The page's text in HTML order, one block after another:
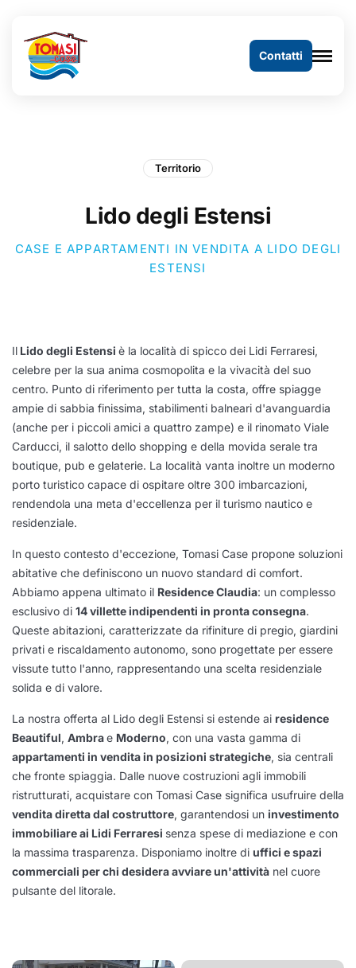
Contatti
Territorio
Lido degli Estensi
CASE E APPARTAMENTI IN VENDITA A LIDO DEGLI
ESTENSI
Il Lido degli Estensi è la località di spicco dei Lidi Ferraresi,
celebre per la sua anima cosmopolita e la vivacità del suo
centro. Punto di riferimento per tutta la costa, offre spiagge
ampie di sabbia finissima, stabilimenti balneari d'avanguardia
(anche per i piccoli amici a quattro zampe) e il rinomato Viale
Carducci, il salotto dello shopping e della movida serale tra
boutique, pub e gelaterie. La località vanta inoltre un moderno
porto turistico capace di ospitare oltre 300 imbarcazioni,
rendendola una meta d'eccellenza per il turismo nautico e
residenziale.
In questo contesto d'eccezione, Tomasi Case propone soluzioni
abitative che definiscono un nuovo standard di comfort.
Abbiamo appena ultimato il Residence Claudia: un complesso
esclusivo di 14 villette indipendenti in pronta consegna.
Queste abitazioni, caratterizzate da rifiniture di pregio, giardini
privati e riscaldamento autonomo, sono progettate per essere
vissute tutto l'anno, rappresentando una scelta residenziale
solida e di valore.
La nostra offerta al Lido degli Estensi si estende ai residence
Beautiful, Ambrae Moderno, con una vasta gamma di
appartamenti in vendita in posizioni strategiche, sia centrali
che fronte spiaggia. Dalle nuove costruzioni agli immobili
ristrutturati, acquistare con Tomasi Case significa usufruire della
vendita diretta dal costruttore, garantendosi un investimento
immobiliare ai Lidi Ferraresi senza spese di mediazione e con
la massima trasparenza. Disponiamo inoltre di uffici e spazi
commerciali per chi desidera avviare un'attività nel cuore
pulsante del litorale.